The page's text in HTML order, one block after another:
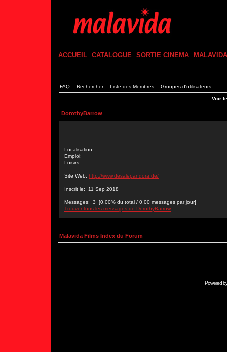
ACCUEIL CATALOGUE SORTIE CINEMA MALAVIDA
FAQ Rechercher Liste des Membres Groupes d'utilisateurs
Voir
DorothyBarrow
Localisation:
Emploi:
Loisirs:
Site Web: http://www.desalepandora.de/
Inscrit le: 11 Sep 2018
Messages: 3 [0.00% du total / 0.00 messages par jour]
Trouver tous les messages de DorothyBarrow
Malavida Films Index du Forum
Powered